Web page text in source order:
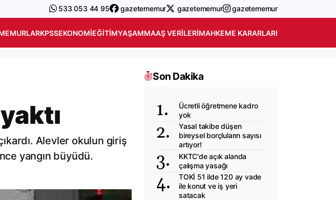
533 053 44 95 gazetememur gazetememur gazetememur
KPSSEKONOMIEĞITIMYAŞAMMAAŞ VERILERIMAHKEME KARARLARI
Alevler okulun giriş
yangın büyüdü.
Son Dakika
Ücretli öğretmene kadro
yok
Yasal takibe düşen
bireysel borçluların sayısı
artıyor!
KKTC'de açık alanda
çalışma yasağı
TOKİ 51 ilde 120 ay vade
ile konut ve iş yeri
satacak